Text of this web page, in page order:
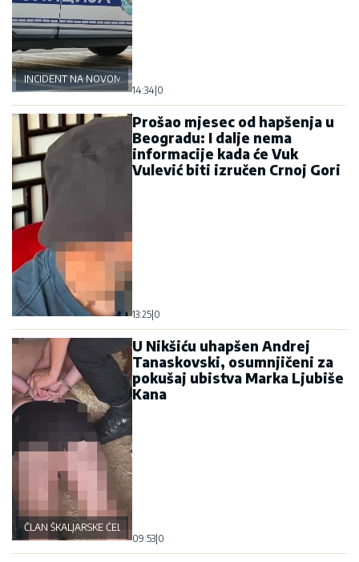
INCIDENT NA NOVOM BEOGRADU
14:34 0
Prošao mjesec od hapšenja u
Beogradu: I dalje nema
informacije kada će Vuk
Vulević biti izručen Crnoj Gori
13:25 0
ČLAN ŠKALJARSKE ĆELIJE
U Nikšiću uhapšen Andrej
Tanaskovski, osumnjičeni za
pokušaj ubistva Marka Ljubiše
Kana
09:53 0